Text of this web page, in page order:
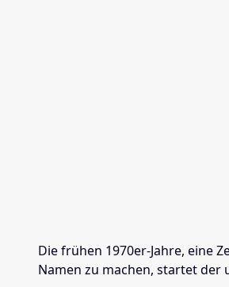
Die frühen 1970er-Jahre, eine
Namen zu machen, startet der